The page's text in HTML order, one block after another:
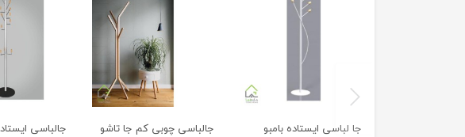
جا لباسی ایستاده بامبو جالباسی چوبی کم جا تاشو جالباسی
previus